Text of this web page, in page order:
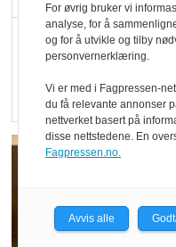
er
For øvrig bruker vi
analyse, for å
og for å utvikle og tilby
personvernerklæring.
Vi er med i Fagpressen-
du få relevante annonser
nettverket basert på
disse nettstedene. En
Fagpressen.no.
Avvis alle